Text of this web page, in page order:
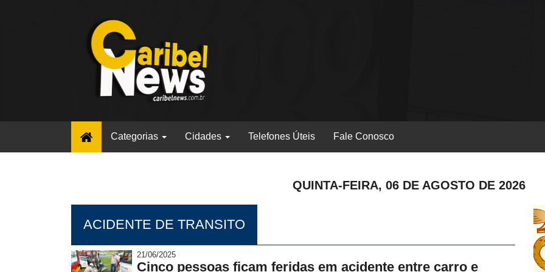
(current)Categorias Cidades Telefones Úteis Fale Conosco
QUINTA-FEIRA, 06 DE AGOSTO DE 2026
ACIDENTE DE TRANSITO
21/06/2025
Cinco pessoas ficam feridas em acidente entre carro e